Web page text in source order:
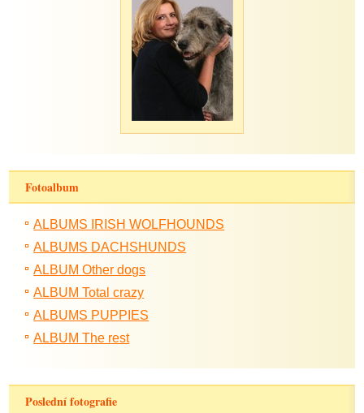
Fotoalbum
ALBUMS IRISH WOLFHOUNDS
ALBUMS DACHSHUNDS
ALBUM Other dogs
ALBUM Total crazy
ALBUMS PUPPIES
ALBUM The rest
Poslední fotografie